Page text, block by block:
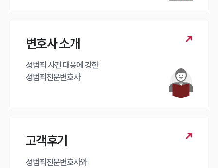
변호사 소개
성범죄 사건 대응에 강한
성범죄전문변호사
고객후기
성범죄전문변호사와